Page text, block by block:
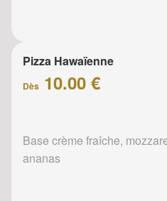
Pizza Hawaïenne
Dès 10.00 €
Base crème fraîche,
ananas